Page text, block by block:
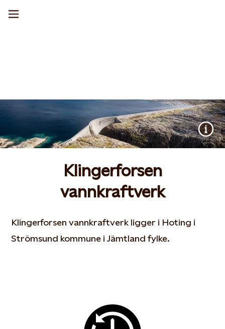
Klingerforsen
vannkraftverk
Klingerforsen vannkraftverk ligger i Hoting i
Strömsund kommune i Jämtland fylke.